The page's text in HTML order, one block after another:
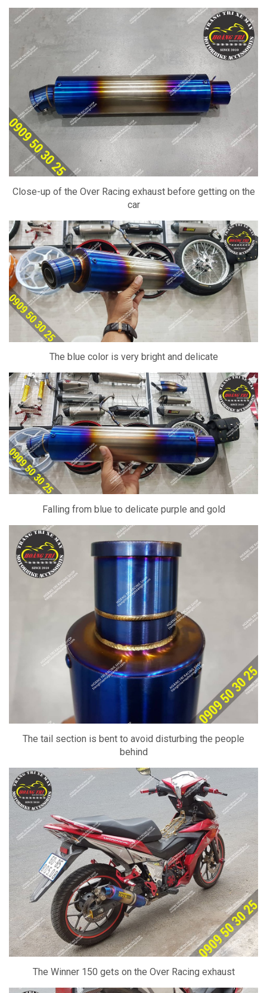
Close-up of the Over Racing exhaust before getting on the
car
The blue color is very bright and delicate
Falling from blue to delicate purple and gold
The tail section is bent to avoid disturbing the people
behind
The Winner 150 gets on the Over Racing exhaust